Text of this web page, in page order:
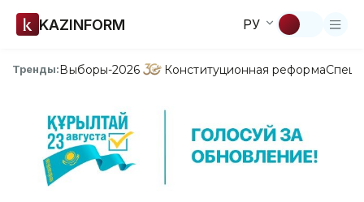
KAZINFORM РУ
Тренды:Выборы-2026 Конституционная реформа